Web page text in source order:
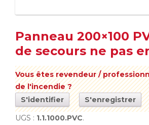
Panneau 200×100
de secours ne pas
Vous êtes revendeur /
de l'incendie ?
S'identifier
S'enregistrer
UGS : 1.1.1000.PVC.